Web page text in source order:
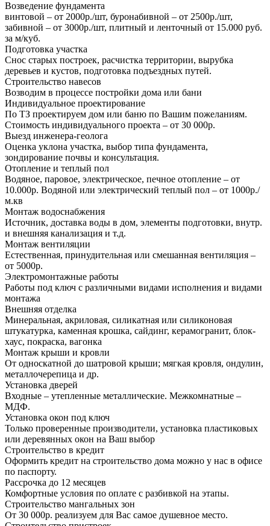
Возведение фундамента
винтовой – от 2000р./шт, буронабивной – от 2500р./шт,
забивной – от 3000р./шт, плитный и ленточный от 15.000 руб.
за м/куб.
Подготовка участка
Снос старых построек, расчистка территории, вырубка
деревьев и кустов, подготовка подъездных путей.
Строительство навесов
Возводим в процессе постройки дома или бани
Индивидуальное проектирование
По ТЗ проектируем дом или баню по Вашим пожеланиям.
Стоимость индивидуального проекта – от 30 000р.
Выезд инженера-геолога
Оценка уклона участка, выбор типа фундамента,
зондирование почвы и консультация.
Отопление и теплый пол
Водяное, паровое, электрическое, печное отопление – от
10.000р. Водяной или электрический теплый пол – от 1000р./
м.кв
Монтаж водоснабжения
Источник, доставка воды в дом, элементы подготовки, внутр.
и внешняя канализация и т.д.
Монтаж вентиляции
Естественная, принудительная или смешанная вентиляция –
от 5000р.
Электромонтажные работы
Работы под ключ с различными видами исполнения и видами
монтажа
Внешняя отделка
Минеральная, акриловая, силикатная или силиконовая
штукатурка, каменная крошка, сайдинг, керамогранит, блок-
хаус, покраска, вагонка
Монтаж крыши и кровли
От односкатной до шатровой крыши; мягкая кровля, ондулин,
металлочерепица и др.
Установка дверей
Входные – утепленные металлические. Межкомнатные –
МДФ.
Установка окон под ключ
Только проверенные производители, установка пластиковых
или деревянных окон на Ваш выбор
Строительство в кредит
Оформить кредит на строительство дома можно у нас в офисе
по паспорту.
Рассрочка до 12 месяцев
Комфортные условия по оплате с разбивкой на этапы.
Строительство мангальных зон
От 30 000р. реализуем для Вас самое душевное место.